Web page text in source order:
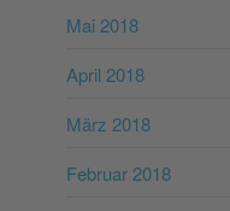
Mai 2018
April 2018
März 2018
Februar 2018